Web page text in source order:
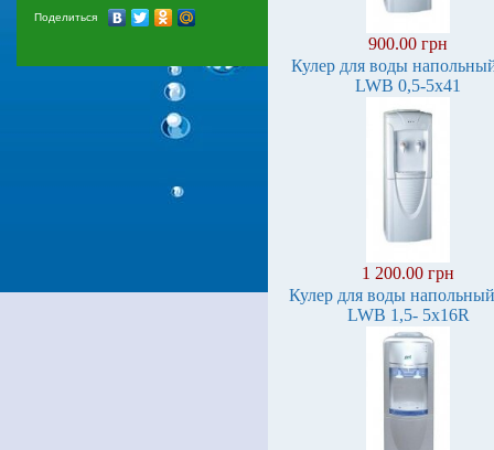
Поделиться
900.00 грн
Кулер для воды
LWB 0,5-5x41
1 200.00 грн
Кулер для воды
LWB 1,5- 5x16R